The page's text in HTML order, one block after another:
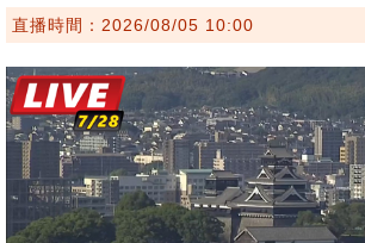
直播時間：2026/08/05 10:00